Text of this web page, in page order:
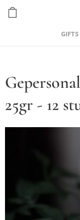
25gr - 12